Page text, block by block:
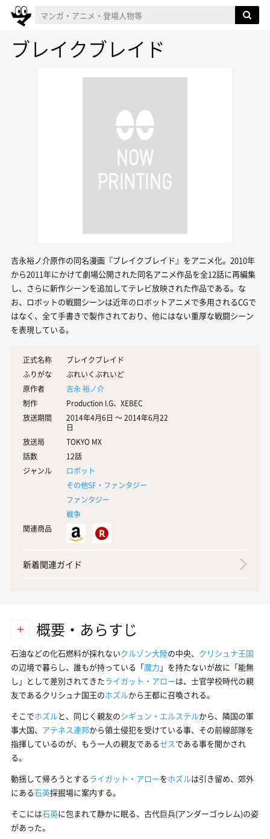
ブレイクブレイド
吉永裕ノ介原作の同名漫画『ブレイクブレイド』をアニメ化。2010年
から2011年にかけて劇場公開された同名アニメ作品を全12話に再編集
し、さらに新作シーンを追加してテレビ放映された作品である。な
お、ロボットの戦闘シーンは近年のロボットアニメで多用されるCGで
はなく、全て手書きで製作されており、他にはない重厚な戦闘シーン
を表現している。
正式名称
ブレイクブレイド
ふりがな
ぶれいくぶれいど
原作者
吉永 裕ノ介
制作
Production I.G、XEBEC
放送期間
2014年4月6日 〜 2014年6月22
日
放送局
TOKYO MX
話数
12話
ジャンル
ロボット
その他SF・ファンタジー
ファンタジー
戦争
関連商品
新着関連ガイド
概要・あらすじ
石油などの化石燃料が採れないクルゾン大陸の中央、 クリシュナ王国
の辺境で暮らし、誰もが持っている「魔力 」を持たないが故に「能無
し」として差別されてきたライガット・アローは、士官学校時代の親
友であるクリシュナ国王のホズルから王都に召喚される。
そこでホズルと、同じく親友のシギュン・エルステルから、隣国の軍
事大国、 アテネス連邦から領土侵犯を受けている事、その前線部隊を
指揮しているのが、もう一人の親友であるゼスである事を聞かされ
る。
動揺して帰ろうとするライガット・アローをホズルは引き留め、郊外
にある石英採掘場に案内する。
そこには石英に包まれて静かに眠る、古代巨兵(アンダーゴゥレム)の姿
があった。